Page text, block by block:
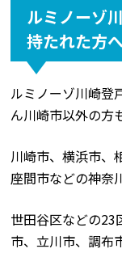
ルミノーゾ
持たれた方
ルミノーゾ川崎登
ん川崎市以外の方
川崎市、横浜市、
座間市などの神奈
世田谷区などの23
市、立川市、調布